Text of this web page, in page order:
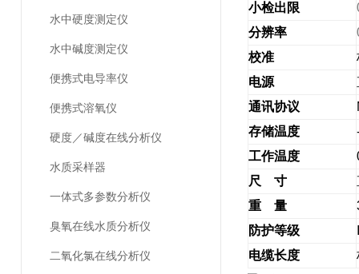
水中硬度测定仪
水中碱度测定仪
便携式电导率仪
便携式溶氧仪
硬度／碱度在线分析仪
水质采样器
一体式多参数分析仪
臭氧在线水质分析仪
二氧化氯在线分析仪
小检出限
分辨率
校准
电源
通讯协议
存储温度
工作温度
尺
寸
重
量
防护等级
电缆长度